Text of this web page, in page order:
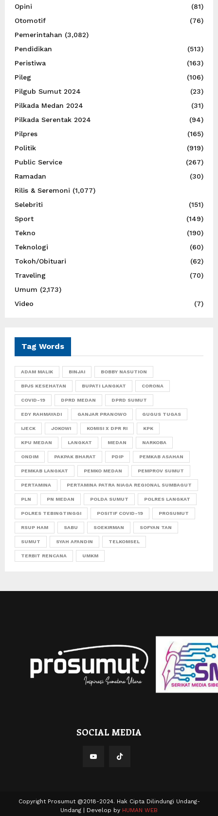
Opini
(81)
Otomotif
(76)
Pemerintahan (3,082)
Pendidikan
(513)
Peristiwa
(163)
Pileg
(106)
Pilgub Sumut 2024
(23)
Pilkada Medan 2024
(31)
Pilkada Serentak 2024
(94)
Pilpres
(165)
Politik
(919)
Public Service
(267)
Ramadan
(30)
Rilis & Seremoni (1,077)
Selebriti
(151)
Sport
(149)
Tekno
(190)
Teknologi
(60)
Tokoh/Obituari
(62)
Traveling
(70)
Umum (2,173)
Video
(7)
Tag Words
ADAM MALIK BINJAI BOBBY NASUTION
BPJS KESEHATAN BUPATI LANGKAT CORONA
COVID-19 DPRD MEDAN DPRD SUMUT
EDY RAHMAYADI GANJAR PRANOWO GUGUS TUGAS
IJECK JOKOWI KOMISI X DPR RI KPK
KPU MEDAN LANGKAT MEDAN NARKOBA
ONDIM PAKPAK BHARAT PDIP PEMKAB ASAHAN
PEMKAB LANGKAT PEMKO MEDAN PEMPROV SUMUT
PERTAMINA PERTAMINA PATRA NIAGA REGIONAL SUMBAGUT
PLN PN MEDAN POLDA SUMUT POLRES LANGKAT
POLRES TEBINGTINGGI POSITIF COVID-19 PROSUMUT
RSUP HAM SABU SOEKIRMAN SOFYAN TAN
SUMUT SYAH AFANDIN TELKOMSEL
TERBIT RENCANA UMKM
SOCIAL MEDIA
Copyright Prosumut @2018-2024. Hak Cipta Dilindungi Undang-
Undang | Develop by HUMAN WEB